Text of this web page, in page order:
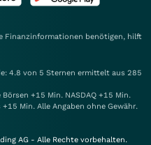
Finanzinformationen benötigen, hilft
4.8 von 5 Sternen ermittelt aus 285
+15 Min. NASDAQ +15 Min.
Min. Alle Angaben ohne Gewähr.
AG - Alle Rechte vorbehalten.